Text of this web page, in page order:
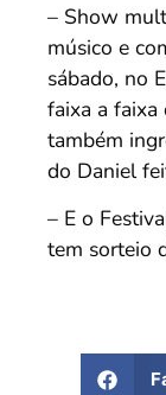
– Show
músico e
sábado, no
faixa a faixa
também
do Daniel
– E o
tem sorteio